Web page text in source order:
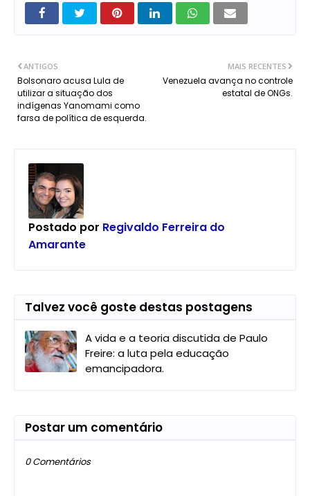
MAIS RECENTES
Venezuela avança no controle
estatal de ONGs.
ANTIGOS
Bolsonaro acusa Lula de
utilizar a situação dos
indígenas Yanomami como
farsa de política de esquerda.
Postado por Regivaldo Ferreira do
Amarante
Talvez você goste destas postagens
A vida e a teoria discutida de Paulo
Freire: a luta pela educação
emancipadora.
Postar um comentário
0 Comentários